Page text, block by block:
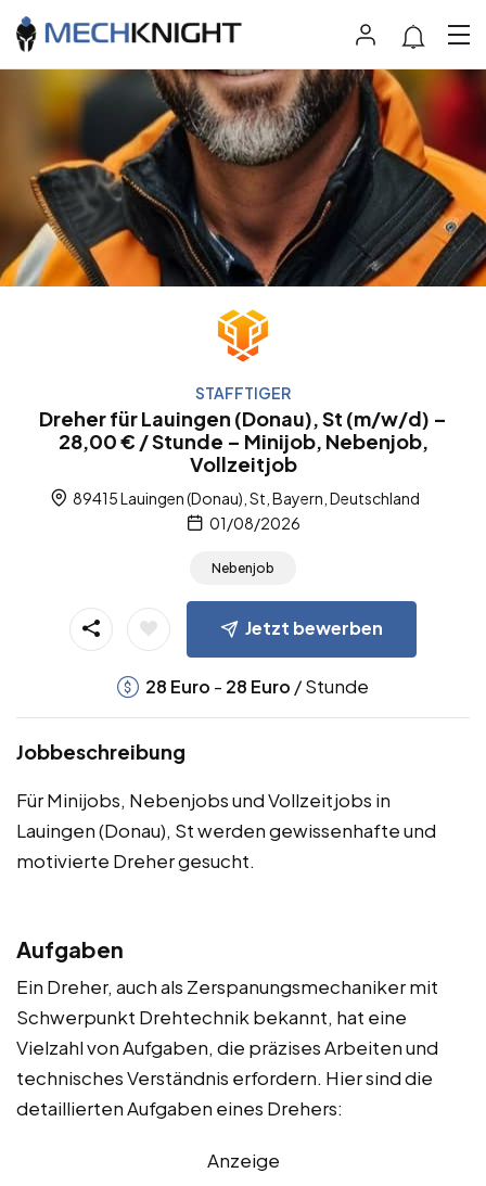
STAFFTIGER
Dreher für Lauingen (Donau), St (m/w/d) –
28,00 € / Stunde – Minijob, Nebenjob,
Vollzeitjob
89415 Lauingen (Donau), St, Bayern, Deutschland
01/08/2026
Nebenjob
Jetzt bewerben
28 Euro - 28 Euro / Stunde
Jobbeschreibung
Für Minijobs, Nebenjobs und Vollzeitjobs in
Lauingen (Donau), St werden gewissenhafte und
motivierte Dreher gesucht.
Aufgaben
Ein Dreher, auch als Zerspanungsmechaniker mit
Schwerpunkt Drehtechnik bekannt, hat eine
Vielzahl von Aufgaben, die präzises Arbeiten und
technisches Verständnis erfordern. Hier sind die
detaillierten Aufgaben eines Drehers:
Anzeige